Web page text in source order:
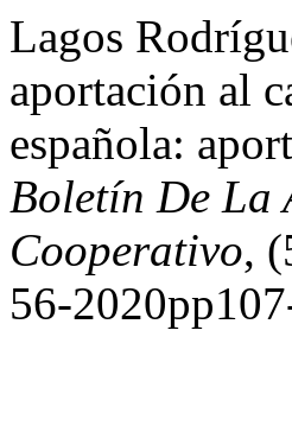
Lagos
aportación al
española:
Boletín De La
Cooperativo,
56-